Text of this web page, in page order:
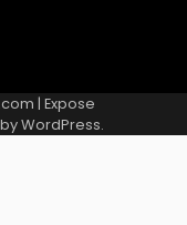
| Expose
WordPress.